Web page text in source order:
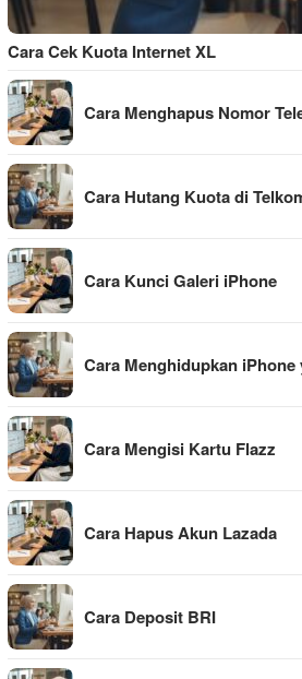
Cara Cek Kuota Internet XL
Cara Menghapus Nomor
Cara Hutang Kuota di
Cara Kunci Galeri iPhone
Cara Menghidupkan iPhone
Cara Mengisi Kartu Flazz
Cara Hapus Akun Lazada
Cara Deposit BRI